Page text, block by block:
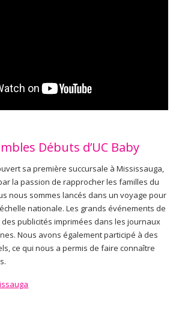
Débuts d’UC Baby
sa première succursale à Mississauga,
la passion de rapprocher les familles du
nous sommes lancés dans un voyage pour
nationale. Les grands événements de
publicités imprimées dans les journaux
Nous avons également participé à des
ce qui nous a permis de faire connaître